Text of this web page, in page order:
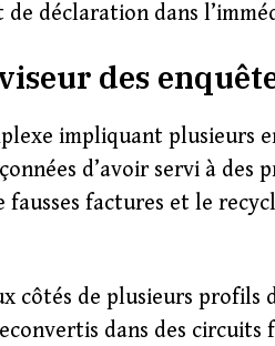
de déclaration dans
des
impliquant plusieurs
d’avoir servi à des
fausses factures et le
côtés de plusieurs profils
dans des circuits